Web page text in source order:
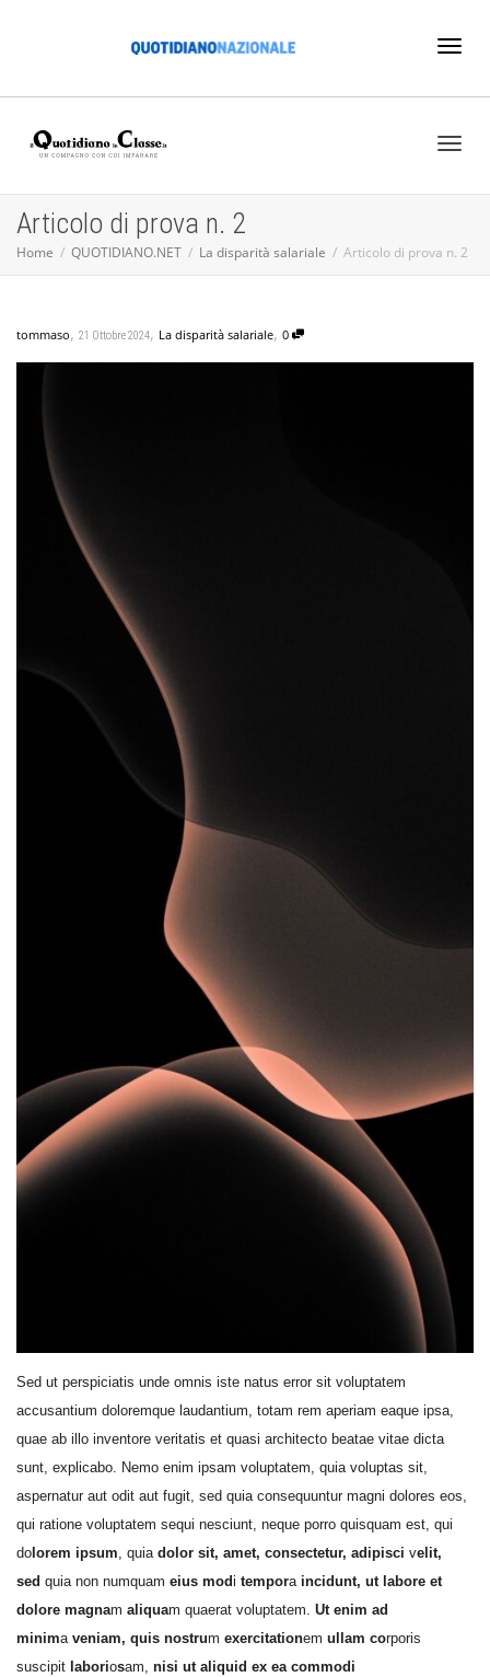
Articolo di prova n. 2
Home QUOTIDIANO.NET La disparità salariale Articolo di prova n. 2
tommaso, 21 Ottobre 2024, La disparità salariale, 0
Sed ut perspiciatis unde omnis iste natus error sit voluptatem
accusantium doloremque laudantium, totam rem aperiam eaque ipsa,
quae ab illo inventore veritatis et quasi architecto beatae vitae dicta
sunt, explicabo. Nemo enim ipsam voluptatem, quia voluptas sit,
aspernatur aut odit aut fugit, sed quia consequuntur magni dolores eos,
qui ratione voluptatem sequi nesciunt, neque porro quisquam est, qui
do lorem ipsum, quia dolor sit, amet, consectetur, adipisci velit,
sed quia non numquam eius modi tempora incidunt, ut labore et
dolore magnam aliquam quaerat voluptatem. Ut enim ad
minima veniam, quis nostrum exercitationem ullam corporis
suscipit laboriosam, nisi ut aliquid ex ea commodi